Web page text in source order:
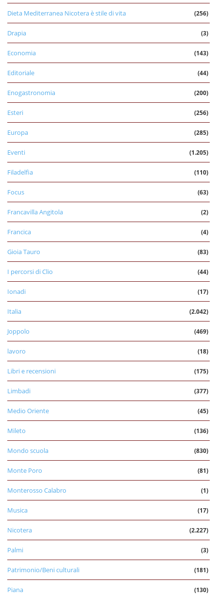
Dieta Mediterranea Nicotera è stile di vita (256)
Drapia (3)
Economia (143)
Editoriale (44)
Enogastronomia (200)
Esteri (256)
Europa (285)
Eventi (1.205)
Filadelfia (110)
Focus (63)
Francavilla Angitola (2)
Francica (4)
Gioia Tauro (83)
I percorsi di Clio (44)
Ionadi (17)
Italia (2.042)
Joppolo (469)
lavoro (18)
Libri e recensioni (175)
Limbadi (377)
Medio Oriente (45)
Mileto (136)
Mondo scuola (830)
Monte Poro (81)
Monterosso Calabro (1)
Musica (17)
Nicotera (2.227)
Palmi (3)
Patrimonio/Beni culturali (181)
Piana (130)